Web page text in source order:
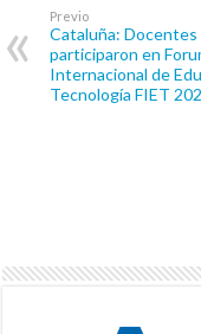
Previo
Cataluña: Docentes
participaron en
Internacional de
Tecnología FIET